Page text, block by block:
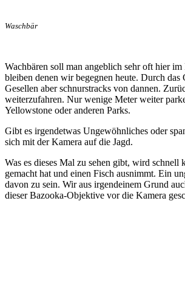
Waschbär
Wachbären soll man angeblich sehr oft hier
bleiben denen wir begegnen heute. Durch das
Gesellen aber schnurstracks von dannen.
weiterzufahren. Nur wenige Meter weiter
Yellowstone oder anderen Parks.
Gibt es irgendetwas Ungewöhnliches oder
sich mit der Kamera auf die Jagd.
Was es dieses Mal zu sehen gibt, wird
gemacht hat und einen Fisch ausnimmt. Ein
davon zu sein. Wir aus irgendeinem Grund
dieser Bazooka-Objektive vor die Kamera